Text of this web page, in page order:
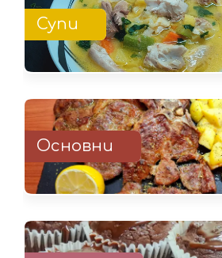
Супи
Основни